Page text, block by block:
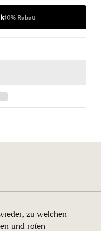
10% Rabatt
zu welchen
und roten